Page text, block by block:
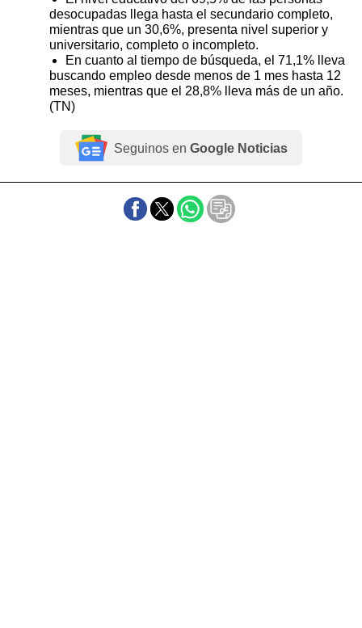
desocupadas llega hasta el secundario completo,
mientras que un 30,6%, presenta nivel superior y
universitario, completo o incompleto.
En cuanto al tiempo de búsqueda, el 71,1% lleva
buscando empleo desde menos de 1 mes hasta 12
meses, mientras que el 28,8% lleva más de un año.
(TN)
Seguinos en Google Noticias